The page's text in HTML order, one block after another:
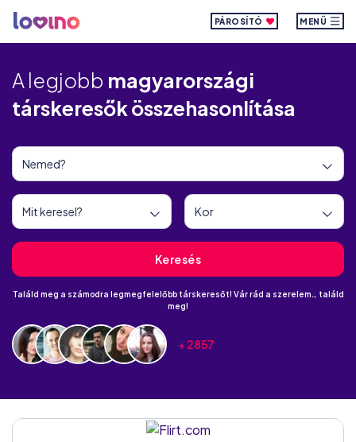
PÁROSÍTÓ MENÜ
A legjobb magyarországi
társkeresők összehasonlítása
Keresés
Találd meg a számodra legmegfelelőbb társkeresőt! Vár rád a szerelem… találd
meg!
+ 2857